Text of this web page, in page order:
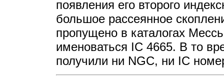
появления его второго
большое рассеянное
пропущено в каталогах
именоваться IC 4665. В то
получили ни NGC, ни IC